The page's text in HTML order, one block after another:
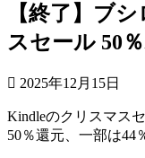
【終了】ブ
スセール 50
2025年12月15日
Kindleのクリスマス
50％還元、一部は44